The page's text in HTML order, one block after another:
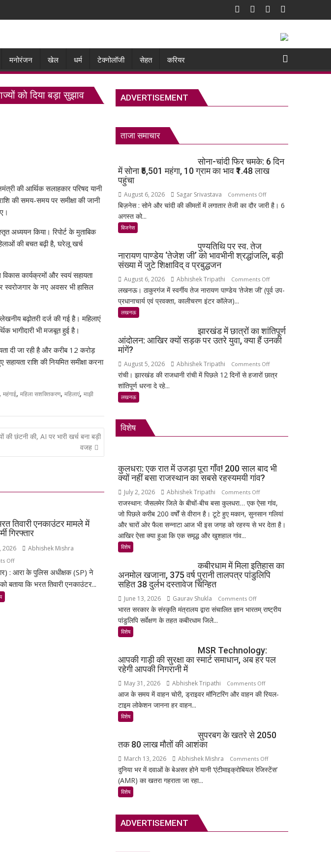
मनोरंजन खेल धर्म टेक्नोलॉजी सेहत करियर
को दिया बड़ा सुझाव
की आर्थिक सलाहकार परिषद यानी
की समय-समय पर समीक्षा की जानी
अध्ययन किया। रिपोर्ट के मुताबिक
की बचत बढ़ी है, घरेलू खर्च
विकास कार्यक्रमों और स्वयं सहायता
स्वरोजगार के नए अवसर भी हासिल
बढ़ोतरी दर्ज की गई है। महिलाएं
भागीदारी भी मजबूत हुई है।
दी जा रही है और करीब 12 करोड़
राशि की नियमित समीक्षा करना
, महंगाई, महिला सशक्तिकरण, महिलाएं, माझी
की छंटनी की, AI पर भारी खर्च बना बड़ी
वजह
तिवारी एनकाउंटर मामले में
गिरफ्तार
2026 Abhishek Mishra
Offon
बिहार:
भरत
: आरा के पुलिस अधीक्षक (SP) ने
बताया कि भरत तिवारी एनकाउंटर...
ADVERTISEMENT
ताजा समाचार
सोना-चांदी फिर चमके: 6 दिन
में सोना ₹5,501 महंगा, 10 ग्राम का भाव ₹1.48 लाख
पहुंचा
August 6, 2026 Sagar Srivastava Comments Offon
सोना-
दिन
सोना
₹5,501
का
भाव
लाख
पहुंचा
बिज़नेस : सोने और चांदी की कीमतों में लगातार तेजी का दौर जारी है। 6
अगस्त को...
बिजनेस
पुण्यतिथि पर स्व. तेज
नारायण पाण्डेय ‘तेजेश जी’ को भावभीनी श्रद्धांजलि, बड़ी
संख्या में जुटे शिक्षाविद् व प्रबुद्धजन
August 6, 2026 Abhishek Tripathi Comments Offon
पुण्यतिथि
नारायण
पाण्डेय
जी’
को
प्रबुद्धजन
लखनऊ। ठाकुरगंज में स्वर्गीय तेज नारायण पाण्डेय ‘तेजेश जी’ (पूर्व उप-
प्रधानाचार्य एवं प्रवक्ता, कालीचरण इंटर कॉलेज)...
लखनऊ
झारखंड में छात्रों का शांतिपूर्ण
आंदोलन: आखिर क्यों सड़क पर उतरे युवा, क्या हैं उनकी
मांगें?
August 5, 2026 Abhishek Tripathi Comments Offon
झारखंड
आखिर
पर
क्या
हैं
उनकी
रांची। झारखंड की राजधानी रांची में पिछले 12 दिनों से हजारों छात्र
शांतिपूर्ण धरना दे रहे...
लखनऊ
विशेष
कुलधरा: एक रात में उजड़ा पूरा गाँव! 200 साल बाद भी
क्यों नहीं बसा राजस्थान का सबसे रहस्यमयी गांव?
July 2, 2026 Abhishek Tripathi Comments Offon
कुलधरा:
एक
रात
गाँव!
200
भी
राजस्थान
का
रहस्यमयी
गांव?
राजस्थान: जैसलमेर जिले के बीचों-बीच बसा कुलधरा… एक ऐसा गांव,
जो पिछले करीब 200 वर्षों से वीरान है। टूटे हुए मकान, सुनसान गलियां
और चारों ओर फैला सन्नाटा आज भी इस जगह को रहस्य से भर देता है।
आखिर ऐसा क्या हुआ कि एक समृद्ध और खुशहाल गांव...
विशेष
कबीरधाम में मिला इतिहास का
अनमोल खजाना, 375 वर्ष पुरानी तालपत्र पांडुलिपि
सहित 38 दुर्लभ दस्तावेज चिन्हित
June 13, 2026 Gaurav Shukla Comments Offon
कबीरधाम
का
अनमोल
375
वर्ष
सहित
दुर्लभ
दस्तावेज
भारत सरकार के संस्कृति मंत्रालय द्वारा संचालित ज्ञान भारतम् राष्ट्रीय
पांडुलिपि सर्वेक्षण के तहत कबीरधाम जिले...
विशेष
MSR Technology:
आपकी गाड़ी की सुरक्षा का स्मार्ट समाधान, अब हर पल
रहेगी आपकी निगरानी में
May 31, 2026 Abhishek Tripathi Comments Offon
MSR
की
का
स्मार्ट
आज के समय में वाहन चोरी, ड्राइवर मॉनिटरिंग और वाहन की रियल-
टाइम लोकेशन जानना हर वाहन...
विशेष
सुपरबग के खतरे से 2050
तक 80 लाख मौतों की आशंका
March 13, 2026 Abhishek Mishra Comments Offon
सुपरबग
80
दुनिया भर में दवाओं के बेअसर होने यानी ‘एंटीमाइक्रोबियल रेजिस्टेंस’
(AMR) का खतरा गहराता जा रहा...
विशेष
ADVERTISEMENT